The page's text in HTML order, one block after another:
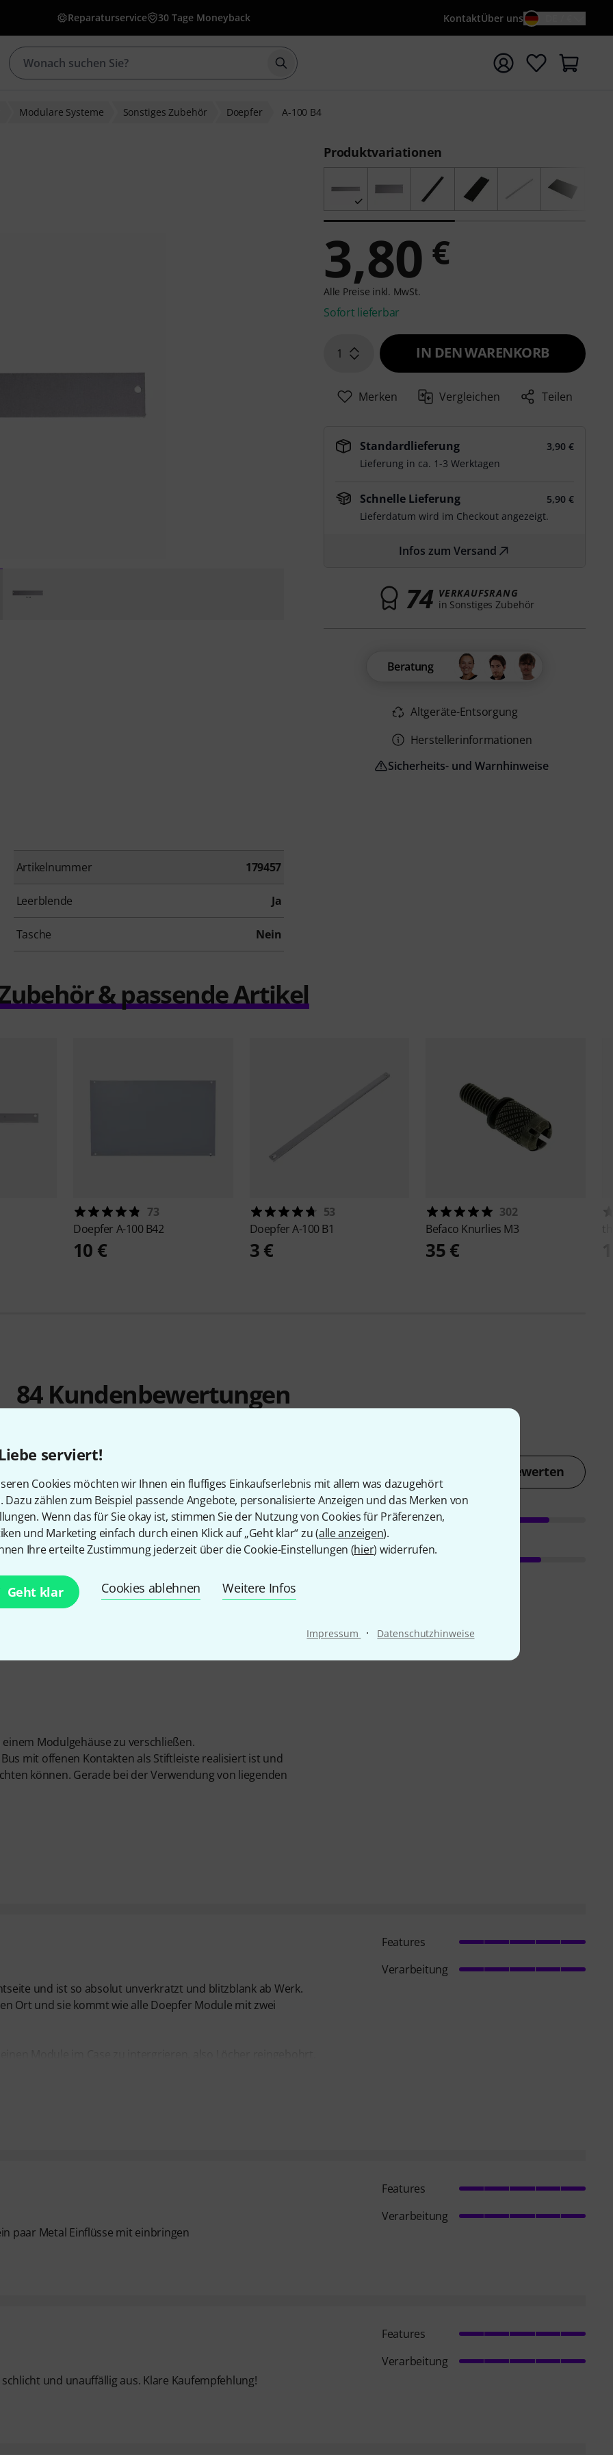
serviert!
Cookies möchten wir Ihnen ein fluffiges Einkaufserlebnis mit allem was dazugehört
Dazu zählen zum Beispiel passende Angebote, personalisierte Anzeigen und das Merken von
Wenn das für Sie okay ist, stimmen Sie der Nutzung von Cookies für Präferenzen,
und Marketing einfach durch einen Klick auf „Geht klar“ zu (alle anzeigen).
Ihre erteilte Zustimmung jederzeit über die Cookie-Einstellungen (hier) widerrufen.
Geht klar Cookies ablehnen Weitere Infos
Impressum · Datenschutzhinweise
Reparaturservice 30 Tage Moneyback KontaktÜber uns
Suche mit Suchwort {searchTerm} starten
Modulare Systeme Sonstiges Zubehör Doepfer A-100 B4
Artikelnummer 179457
Leerblende Ja
Tasche Nein
Produktvariationen
3,80 €
Alle Preise inkl. MwSt.
Sofort lieferbar
1 IN DEN WARENKORB
Merken Vergleichen Teilen
Standardlieferung
3,90 €
Lieferung in ca. 1-3 Werktagen
Schnelle Lieferung
5,90 €
Lieferdatum wird im Checkout angezeigt.
Infos zum Versand
74 VERKAUFSRANG
in Sonstiges Zubehör
Beratung
Altgeräte-Entsorgung
Herstellerinformationen
Sicherheits- und Warnhinweise
& passende Artikel
73
Doepfer A-100 B42
10 €
53
DoepferA-100 B1
3 €
302
Befaco Knurlies M3
35 €
84Kundenbewertungen
Jetzt bewerten
Modulgehäuse zu verschließen.
mit offenen Kontakten als Stiftleiste realisiert ist und
können. Gerade bei der Verwendung von liegenden
und ist so absolut unverkratzt und blitzblank ab Werk.
Ort und sie kommt wie alle Doepfer Module mit zwei
Features
Verarbeitung
paar Metal Einflüsse mit einbringen
Features
Verarbeitung
und unauffällig aus. Klare Kaufempfehlung!
Features
Verarbeitung